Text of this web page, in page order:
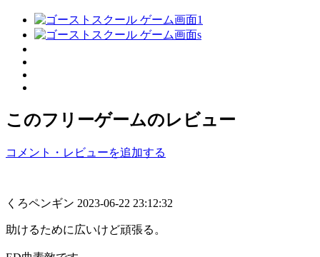
このフリーゲームのレビュー
コメント・レビューを追加する
くろペンギン 2023-06-22 23:12:32
助けるために広いけど頑張る。